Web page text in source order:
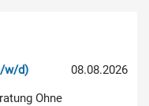
08.08.2026
w/d)
Ohne